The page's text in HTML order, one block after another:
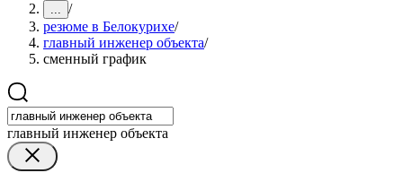
... /
резюме в Белокурихе/
главный инженер объекта/
сменный график
главный инженер объекта